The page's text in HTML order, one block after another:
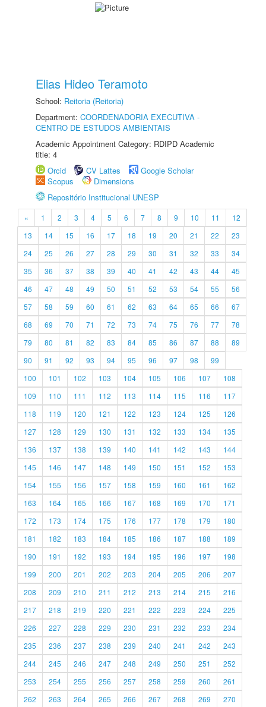
Elias Hideo Teramoto
School: Reitoria (Reitoria)
Department: COORDENADORIA EXECUTIVA -
CENTRO DE ESTUDOS AMBIENTAIS
Academic Appointment Category: RDIPD Academic
title: 4
Orcid
CV Lattes
Google Scholar
Scopus
Dimensions
Repositório Institucional UNESP
« 1 2 3 4 5 6 7 8 9 10 11
12
13
14 15 16 17 18 19 20 21 22
23
24
25 26 27 28 29 30 31 32 33
34
35
36 37 38 39 40 41 42 43 44
45
46
47 48 49 50 51 52 53 54 55
56
57
58 59 60 61 62 63 64 65 66
67
68
69 70 71 72 73 74 75 76 77
78
79
80 81 82 83 84 85 86 87 88
89
90
91 92 93 94 95 96 97 98
99
100
101 102 103 104 105 106 107
108
109
110 111 112 113 114 115 116
117
118
119 120 121 122 123 124 125
126
127
128 129 130 131 132 133 134
135
136
137 138 139 140 141 142 143
144
145
146 147 148 149 150 151 152
153
154
155 156 157 158 159 160 161
162
163
164 165 166 167 168 169 170
171
172
173 174 175 176 177 178 179
180
181
182 183 184 185 186 187 188
189
190
191 192 193 194 195 196 197
198
199
200 201 202 203 204 205 206
207
208
209 210 211 212 213 214 215
216
217
218 219 220 221 222 223 224
225
226
227 228 229 230 231 232 233
234
235
236 237 238 239 240 241 242
243
244
245 246 247 248 249 250 251
252
253
254 255 256 257 258 259 260
261
262
263 264 265 266 267 268 269 270